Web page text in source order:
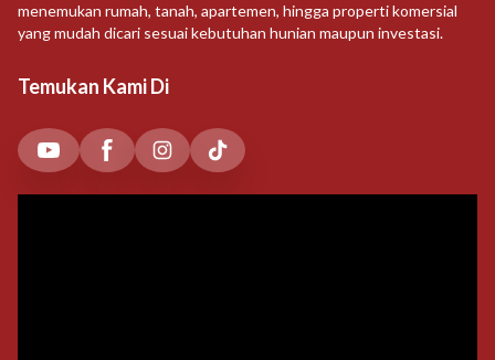
menemukan rumah, tanah, apartemen, hingga properti komersial
yang mudah dicari sesuai kebutuhan hunian maupun investasi.
Temukan Kami Di